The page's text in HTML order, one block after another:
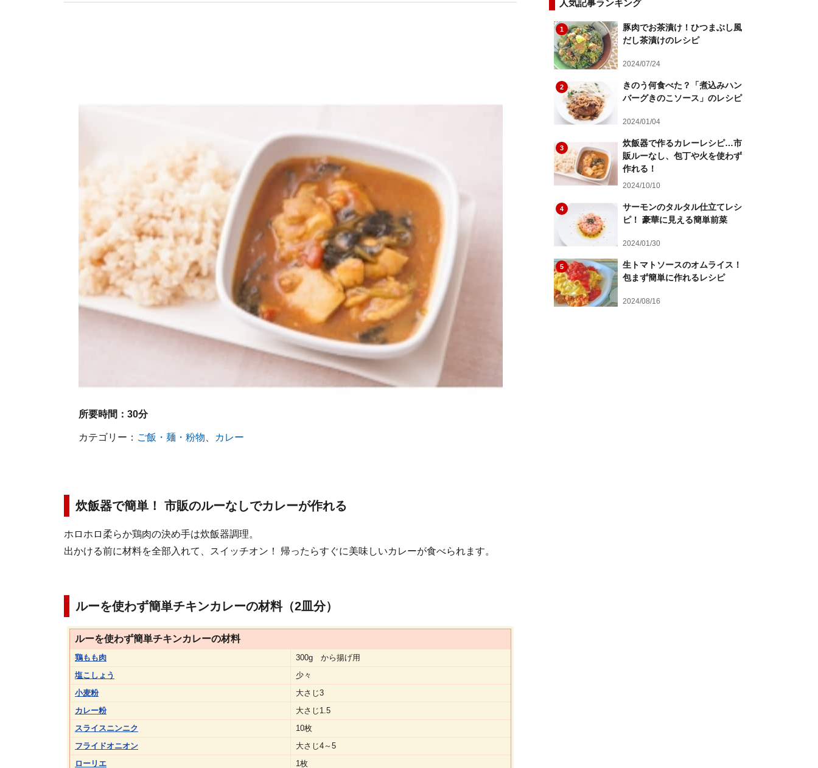
所要時間： 30分
カテゴリー： ご飯・麺・粉物 カレー
炊飯器で簡単！ 市販のルーなしでカレーが作れる
ホロホロ柔らか鶏肉の決め手は炊飯器調理。
出かける前に材料を全部入れて、スイッチオン！ 帰ったらすぐに美味しいカレーが食べられます。
ルーを使わず簡単チキンカレーの材料（2皿分）
ルーを使わず簡単チキンカレーの材料
鶏もも肉
300g から揚げ用
塩こしょう
少々
小麦粉
大さじ3
カレー粉
大さじ1.5
スライスニンニク
10枚
フライドオニオン
大さじ4～5
ローリエ
1枚
人気記事ランキング
1
豚肉でお茶漬け！ひつまぶし風
だし茶漬けのレシピ
2024/07/24
2
きのう何食べた？「煮込みハン
バーグきのこソース」のレシピ
2024/01/04
3
炊飯器で作るカレーレシピ…市
販ルーなし、包丁や火を使わず
作れる！
2024/10/10
4
サーモンのタルタル仕立てレシ
ピ！ 豪華に見える簡単前菜
2024/01/30
5
生トマトソースのオムライス！
包まず簡単に作れるレシピ
2024/08/16